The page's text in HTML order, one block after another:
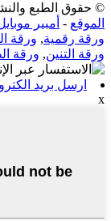
© حقوق الطبع والنشر - 2010-2023: جميع
الموقع - أمبير
ورقة رقمية, ورقة
ورقة التنين, ورقة
ارسل بريد
x